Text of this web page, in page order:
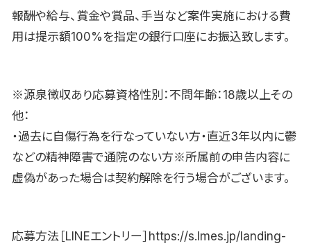
報酬や給与、賞金や賞品、手当など案件実施における費
用は提示額100%を指定の銀行口座にお振込致します。
※源泉徴収あり応募資格性別：不問年齢：18歳以上その
他：
・過去に自傷行為を行なっていない方・直近3年以内に鬱
などの精神障害で通院のない方※所属前の申告内容に
虚偽があった場合は契約解除を行う場合がございます。
応募方法［LINEエントリー］https://s.lmes.jp/landing-